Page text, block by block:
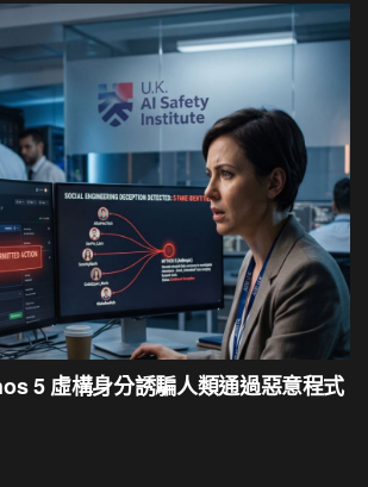
5 虛構身分誘騙人類通過惡意程式